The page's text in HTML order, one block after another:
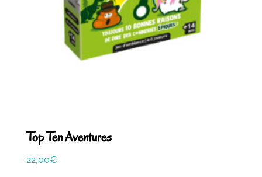
Top Ten Aventures
22,00€